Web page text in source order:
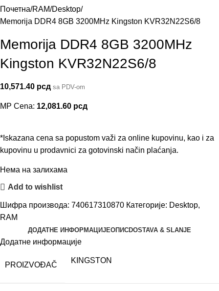
Почетна RAM Desktop
Memorija DDR4 8GB 3200MHz Kingston KVR32N22S6/8
Memorija DDR4 8GB 3200MHz
Kingston KVR32N22S6/8
10,571.40 рсд sa PDV-om
MP Cena: 12,081.60 рсд
*Iskazana cena sa popustom važi za online kupovinu, kao i za
kupovinu u prodavnici za gotovinski način plaćanja.
Нема на залихама
Add to wishlist
Шифра производа: 740617310870 Категорије: Desktop,
RAM
ДОДАТНЕ ИНФОРМАЦИЈЕОПИСDOSTAVA & SLANJE
Додатне информације
PROIZVOĐAČ
KINGSTON